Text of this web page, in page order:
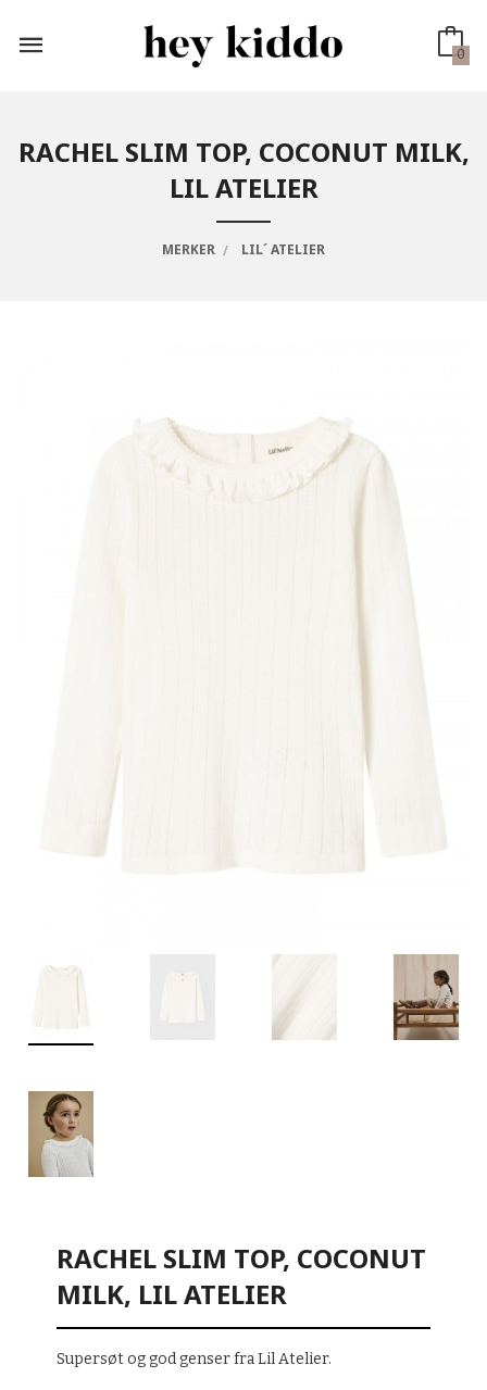
innholdet
0
RACHEL SLIM TOP, COCONUT MILK,
LIL ATELIER
MERKER LIL´ ATELIER
RACHEL SLIM TOP, COCONUT
MILK, LIL ATELIER
Supersøt og god genser fra Lil Atelier.